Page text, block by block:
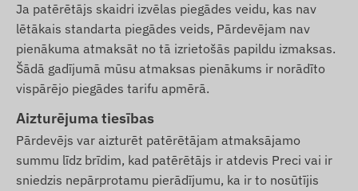
Ja patērētājs skaidri izvēlas piegādes veidu, kas nav
lētākais standarta piegādes veids, Pārdevējam nav
pienākuma atmaksāt no tā izrietošās papildu izmaksas.
Šādā gadījumā mūsu atmaksas pienākums ir norādīto
vispārējo piegādes tarifu apmērā.
Aizturējuma tiesības
Pārdevējs var aizturēt patērētājam atmaksājamo
summu līdz brīdim, kad patērētājs ir atdevis Preci vai ir
sniedzis nepārprotamu pierādījumu, ka ir to nosūtījis